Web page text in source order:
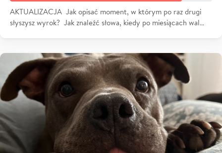
AKTUALIZACJA Jak opisać moment, w którym po raz drugi
słyszysz wyrok? Jak znaleźć słowa, kiedy po miesiącach wal…